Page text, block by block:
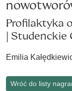
Profilaktyka
| Studenckie
Emilia
Wróć do listy